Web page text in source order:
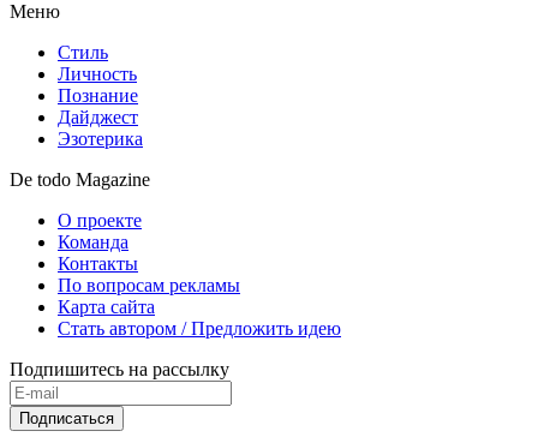
Меню
Стиль
Личность
Познание
Дайджест
Эзотерика
De todo Magazine
О проекте
Команда
Контакты
По вопросам рекламы
Карта сайта
Стать автором / Предложить идею
Подпишитесь на рассылку
Подписаться